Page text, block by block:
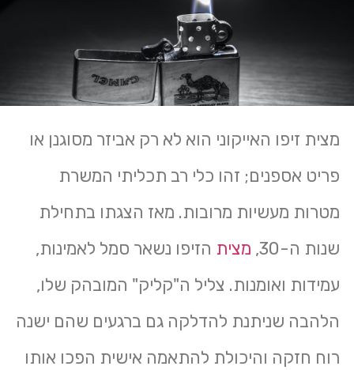
מצית זיפו האייקוני הוא לא רק אביזר מסוגנן או
פריט אספנים; זהו כלי רב תכליתי המשרת
מטרות מעשיות מרובות. מאז הצגתו בתחילת
שנות ה-30,
מציתהזיפו נשאר סמל לאמינות,
עמידות ואומנות. צליל ה"קליק" המובהק שלו,
הלהבה שניתנת להדלקה גם ברגעים שהם ישנה
רוח חזקה והיכולת להתאמה אישית הפכו אותו